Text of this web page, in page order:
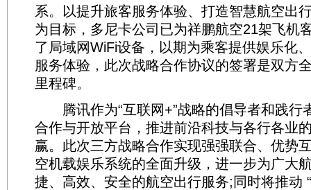
系。以提升旅客服务体验、打造智慧航空出
为目标，多尼卡公司已为祥鹏航空21架飞机
了局域网WiFi设备，以期为乘客提供娱乐化
服务体验，此次战略合作协议的签署是双方
里程碑。
腾讯作为“互联网+”战略的倡导者和践行
合作与开放平台，推进前沿科技与各行各业
赢。此次三方战略合作实现强强联合、优势
空机载娱乐系统的全面升级，进一步为广大
捷、高效、安全的航空出行服务;同时将推动